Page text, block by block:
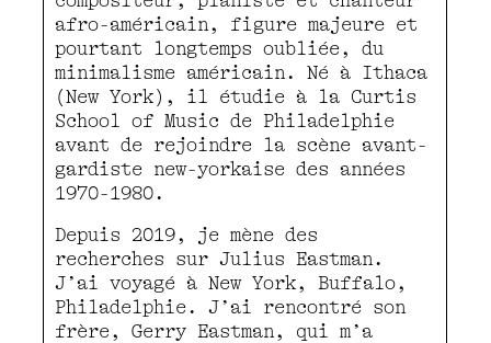
afro-américain, figure majeure et
pourtant longtemps oubliée, du
minimalisme américain. Né à Ithaca
(New York), il étudie à la Curtis
School of Music de Philadelphie
avant de rejoindre la scène avant-
gardiste new-yorkaise des années
1970-1980.
Depuis 2019, je mène des
recherches sur Julius Eastman.
J’ai voyagé à New York, Buffalo,
Philadelphie. J’ai rencontré son
frère, Gerry Eastman, qui m’a